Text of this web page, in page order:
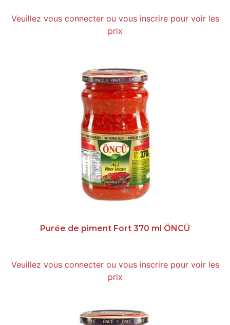
Veuillez vous connecter ou vous inscrire pour voir les
prix
Purée de piment Fort 370 ml ÖNCÜ
Veuillez vous connecter ou vous inscrire pour voir les
prix